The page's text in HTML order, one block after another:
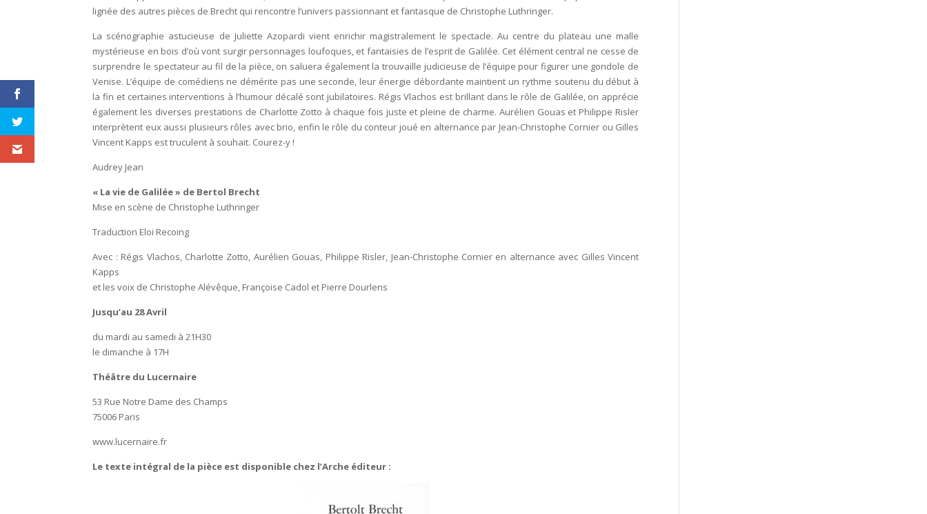
lignée des autres pièces de Brecht qui rencontre l’univers passionnant et fantasque de Christophe Luthringer.
La scénographie astucieuse de Juliette Azopardi vient enrichir magistralement le spectacle. Au centre du plateau une malle
mystérieuse en bois d’où vont surgir personnages loufoques, et fantaisies de l’esprit de Galilée. Cet élément central ne cesse de
surprendre le spectateur au fil de la pièce, on saluera également la trouvaille judicieuse de l’équipe pour figurer une gondole de
Venise. L’équipe de comédiens ne démérite pas une seconde, leur énergie débordante maintient un rythme soutenu du début à
la fin et certaines interventions à l’humour décalé sont jubilatoires. Régis Vlachos est brillant dans le rôle de Galilée, on apprécie
également les diverses prestations de Charlotte Zotto à chaque fois juste et pleine de charme. Aurélien Gouas et Philippe Risler
interprètent eux aussi plusieurs rôles avec brio, enfin le rôle du conteur joué en alternance par Jean-Christophe Cornier ou Gilles
Vincent Kapps est truculent à souhait. Courez-y !
Audrey Jean
« La vie de Galilée » de Bertol Brecht
Mise en scène de Christophe Luthringer
Traduction Eloi Recoing
Avec : Régis Vlachos, Charlotte Zotto, Aurélien Gouas, Philippe Risler, Jean-Christophe Cornier en alternance avec Gilles Vincent
Kapps
et les voix de Christophe Alévêque, Françoise Cadol et Pierre Dourlens
Jusqu’au 28 Avril
du mardi au samedi à 21H30
le dimanche à 17H
Théâtre du Lucernaire
53 Rue Notre Dame des Champs
75006 Paris
www.lucernaire.fr
Le texte intégral de la pièce est disponible chez l’Arche éditeur :